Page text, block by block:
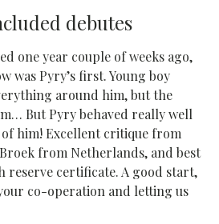
debutes
one year couple of weeks ago,
was Pyry’s first. Young boy
around him, but the
But Pyry behaved really well
him! Excellent critique from
from Netherlands, and best
reserve certificate. A good start,
co-operation and letting us